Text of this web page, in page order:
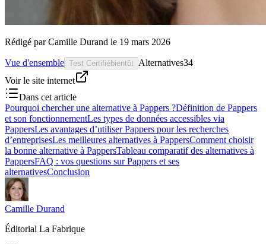
Rédigé par Camille Durand le 19 mars 2026
Vue d'ensemble Test Certifiébientôt Alternatives34
Voir le site internet
Dans cet article
Pourquoi chercher une alternative à Pappers ?Définition de Pappers
et son fonctionnementLes types de données accessibles via
PappersLes avantages d’utiliser Pappers pour les recherches
d’entreprisesLes meilleures alternatives à PappersComment choisir
la bonne alternative à PappersTableau comparatif des alternatives à
PappersFAQ : vos questions sur Pappers et ses
alternativesConclusion
Camille Durand
Éditorial La Fabrique